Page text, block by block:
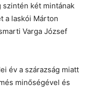
két mintának
a laskói Márton
Varga József
év a szárazság miatt
minőségével és